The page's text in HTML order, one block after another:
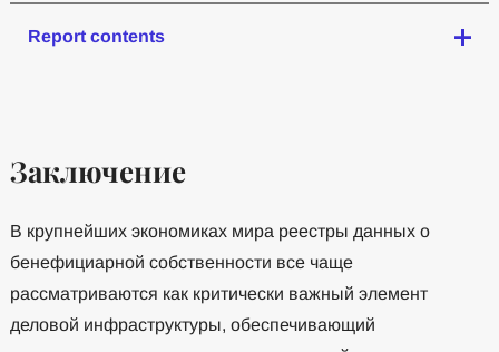
Report contents
Заключение
В крупнейших экономиках мира реестры данных о
бенефициарной собственности все чаще
рассматриваются как критически важный элемент
деловой инфраструктуры, обеспечивающий